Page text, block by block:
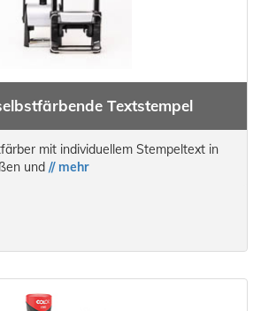
Textstempel
mit individuellem Stempeltext in
und // mehr